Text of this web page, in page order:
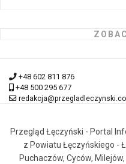
+48 602 811 876
+48 500 295 677
Przegląd Łęczyński - Portal
z Powiatu Łęczyńskiego -
Puchaczów, Cyców,